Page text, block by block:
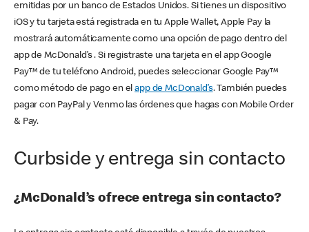
emitidas por un banco de Estados Unidos. Si tienes un dispositivo
iOS y tu tarjeta está registrada en tu Apple Wallet, Apple Pay la
mostrará automáticamente como una opción de pago dentro del
app de McDonald’s . Si registraste una tarjeta en el app Google
Pay™ de tu teléfono Android, puedes seleccionar Google Pay™
como método de pago en elapp de McDonald’s. También puedes
pagar con PayPal y Venmo las órdenes que hagas con Mobile Order
& Pay.
Curbside y entrega sin contacto
¿McDonald’s ofrece entrega sin contacto?